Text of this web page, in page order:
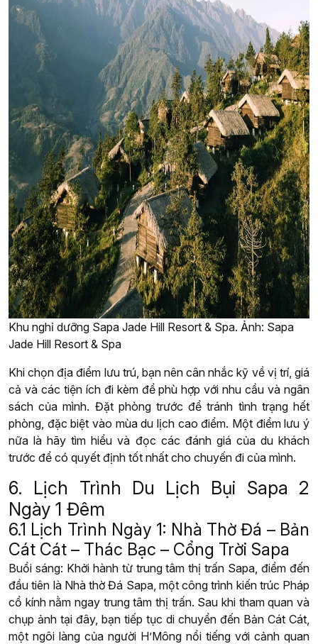
Khu nghỉ dưỡng Sapa Jade Hill Resort & Spa. Ảnh: Sapa
Jade Hill Resort & Spa
Khi chọn địa điểm lưu trú, bạn nên cân nhắc kỹ về vị trí, giá
cả và các tiện ích đi kèm để phù hợp với nhu cầu và ngân
sách của mình. Đặt phòng trước để tránh tình trạng hết
phòng, đặc biệt vào mùa du lịch cao điểm. Một điểm lưu ý
nữa là hãy tìm hiểu và đọc các đánh giá của du khách
trước để có quyết định tốt nhất cho chuyến đi của mình.
6. Lịch Trình Du Lịch Bụi Sapa 2
Ngày 1 Đêm
6.1 Lịch Trình Ngày 1: Nhà Thờ Đá – Bản
Cát Cát – Thác Bạc – Cổng Trời Sapa
Buổi sáng: Khởi hành từ trung tâm thị trấn Sapa, điểm đến
đầu tiên là Nhà thờ Đá Sapa, một công trình kiến trúc Pháp
cổ kính nằm ngay trung tâm thị trấn. Sau khi tham quan và
chụp ảnh tại đây, bạn tiếp tục di chuyển đến Bản Cát Cát,
một ngôi làng của người H’Mông nổi tiếng với cảnh quan